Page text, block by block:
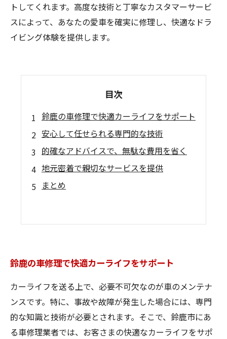
トしてくれます。高度な技術と丁寧なカスタマーサービ
スによって、あなたの愛車を確実に修理し、快適なドラ
イビング体験を提供します。
目次
鈴鹿の車修理で快適カーライフをサポート
安心して任せられる専門的な技術
的確なアドバイスで、無駄な費用を省く
地元密着で親切なサービスを提供
まとめ
鈴鹿の車修理で快適カーライフをサポート
カーライフを送る上で、必要不可欠なのが車のメンテナ
ンスです。特に、事故や故障が発生した場合には、専門
的な知識と技術が必要とされます。そこで、鈴鹿市にあ
る車修理業者では、お客さまの快適なカーライフをサポ